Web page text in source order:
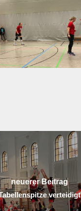
neuerer Beitrag
verteidigt